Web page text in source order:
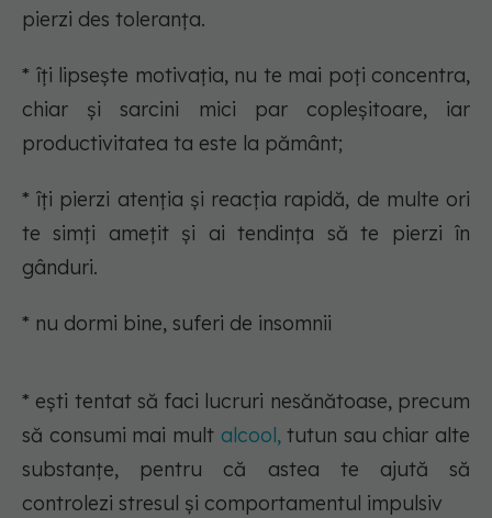
pierzi des toleranța.
* îți lipsește motivația, nu te mai poți concentra,
chiar și sarcini mici par copleșitoare, iar
productivitatea ta este la pământ;
* îți pierzi atenția și reacția rapidă, de multe ori
te simți amețit și ai tendința să te pierzi în
gânduri.
* nu dormi bine, suferi de insomnii
* ești tentat să faci lucruri nesănătoase, precum
să consumi mai multalcool,tutun sau chiar alte
substanțe, pentru că astea te ajută să
controlezi stresul și comportamentul impulsiv